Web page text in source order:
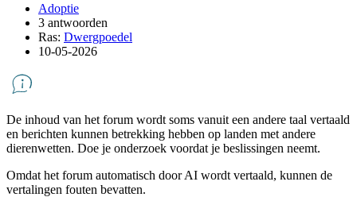
Adoptie
3 antwoorden
Ras: Dwergpoedel
10-05-2026
De inhoud van het forum wordt soms vanuit een andere taal vertaald
en berichten kunnen betrekking hebben op landen met andere
dierenwetten. Doe je onderzoek voordat je beslissingen neemt.
Omdat het forum automatisch door AI wordt vertaald, kunnen de
vertalingen fouten bevatten.